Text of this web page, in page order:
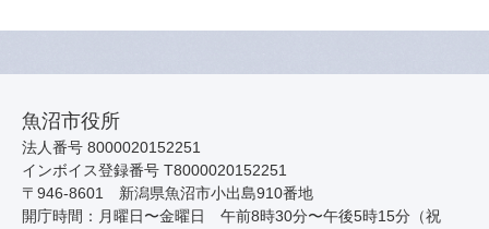
魚沼市役所
法人番号 8000020152251
インボイス登録番号 T8000020152251
〒946-8601 新潟県魚沼市小出島910番地
開庁時間：月曜日〜金曜日 午前8時30分〜午後5時15分（祝